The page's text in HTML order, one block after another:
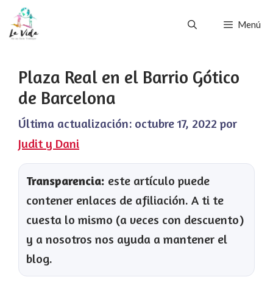
Saltar
Menú
Plaza Real en el Barrio Gótico
de Barcelona
Última actualización: octubre 17, 2022 por
Judit y Dani
Transparencia: este artículo puede
contener enlaces de afiliación. A ti te
cuesta lo mismo (a veces con descuento)
y a nosotros nos ayuda a mantener el
blog.